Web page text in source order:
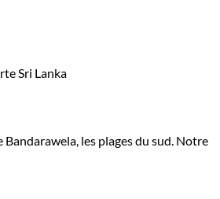
les plages du sud. Notre